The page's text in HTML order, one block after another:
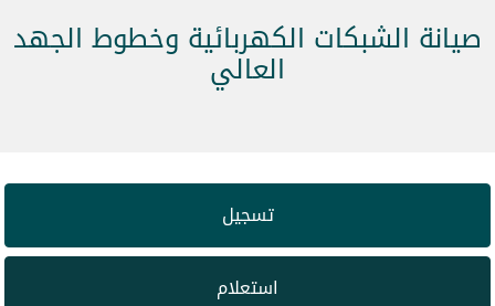
صيانة الشبكات الكهربائية وخطوط الجهد
العالي
تسجيل
استعلام